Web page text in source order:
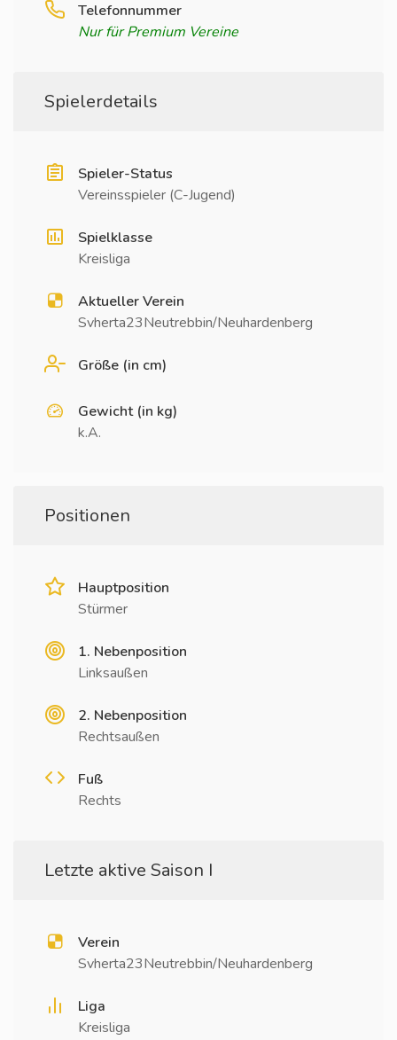
Telefonnummer
Nur für Premium Vereine
Spielerdetails
Spieler-Status
Vereinsspieler (C-Jugend)
Spielklasse
Kreisliga
Aktueller Verein
Svherta23Neutrebbin/Neuhardenberg
Größe (in cm)
Gewicht (in kg)
k.A.
Positionen
Hauptposition
Stürmer
1. Nebenposition
Linksaußen
2. Nebenposition
Rechtsaußen
Fuß
Rechts
Letzte aktive Saison I
Verein
Svherta23Neutrebbin/Neuhardenberg
Liga
Kreisliga